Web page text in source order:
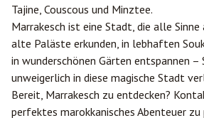
Tajine, Couscous und Minztee.
Marrakesch ist eine Stadt, die alle Sinne
alte Paläste erkunden, in lebhaften
in wunderschönen Gärten entspannen –
unweigerlich in diese magische Stadt
Bereit, Marrakesch zu entdecken?
perfektes marokkanisches Abenteuer zu